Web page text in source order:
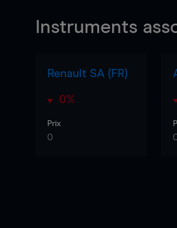
Instruments
Renault SA (FR)
0%
Prix
0